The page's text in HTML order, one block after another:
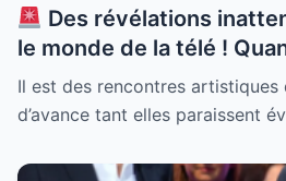
Des révélations
le monde de la télé !
Pier débarque sur le
Reichmann l’alchimie est
“Lorsque l’épouse est
Il est des rencontres
d’avance tant elles paraissent